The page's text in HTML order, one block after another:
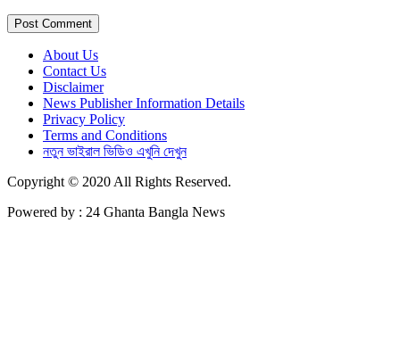
About Us
Contact Us
Disclaimer
News Publisher Information Details
Privacy Policy
Terms and Conditions
নতুন ভাইরাল ভিডিও এখুনি দেখুন
Copyright © 2020 All Rights Reserved.
Powered by : 24 Ghanta Bangla News